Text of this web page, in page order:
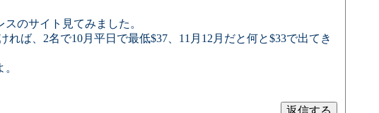
のサイト見てみました。
ば、2名で10月平日で最低$37、11月12月だと何と$33で出てき